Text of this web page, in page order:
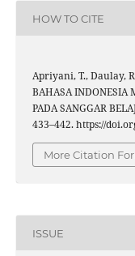
HOW TO CITE
Apriyani, T., Daulay,
BAHASA INDONESIA
PADA SANGGAR
433–442. https://
More Citation
ISSUE